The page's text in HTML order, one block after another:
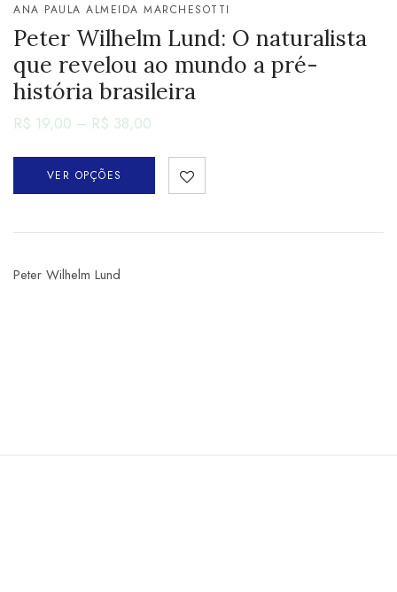
ANA PAULA ALMEIDA MARCHESOTTI
Peter Wilhelm Lund: O naturalista
que revelou ao mundo a pré-
história brasileira
R$ 19,00 – R$ 38,00
VER OPÇÕES
Peter Wilhelm Lund